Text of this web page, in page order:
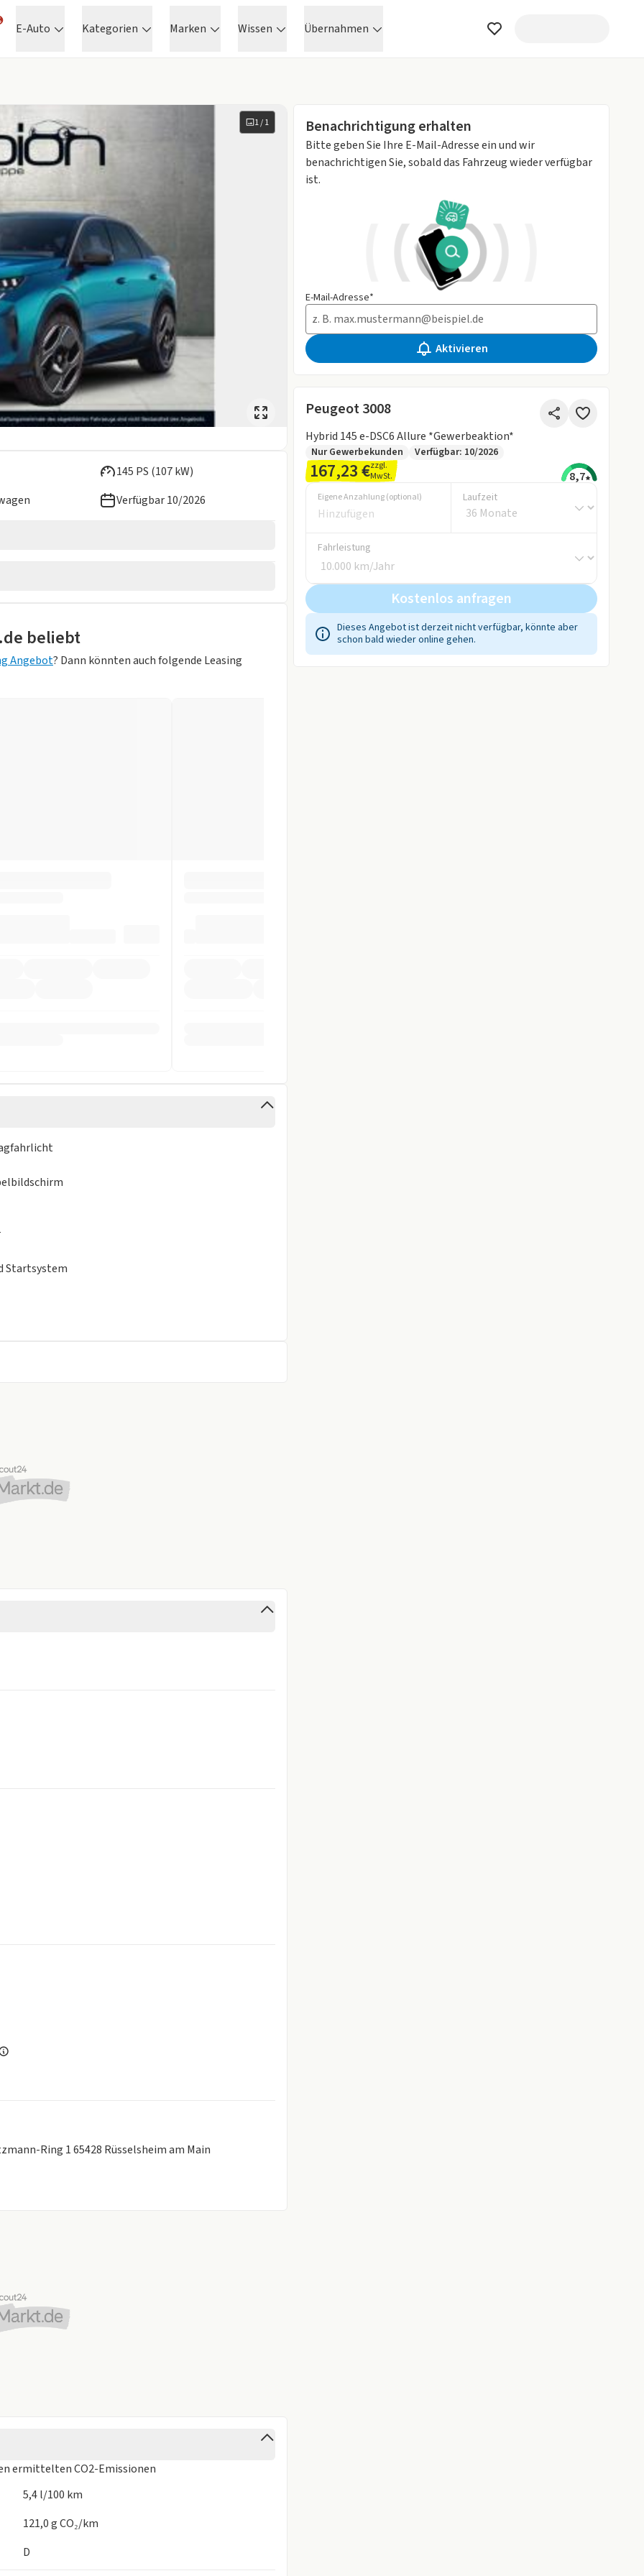
E-Auto Kategorien Marken Wissen Übernahmen
Benachrichtigung erhalten
Bitte geben Sie Ihre E-Mail-Adresse ein und wir
benachrichtigen Sie, sobald das Fahrzeug wieder verfügbar
ist.
E-Mail-Adresse*
Aktivieren
Peugeot 3008
Hybrid 145 e-DSC6 Allure *Gewerbeaktion*
Nur Gewerbekunden Verfügbar: 10/2026
167,23 €zzgl.
MwSt.
8,7
Eigene Anzahlung (optional) Laufzeit
Fahrleistung
Kostenlos anfragen
Dieses Angebot ist derzeit nicht verfügbar, könnte aber
schon bald wieder online gehen.
1/1
145 PS (107 kW)
Verfügbar 10/2026
beliebt
Angebot? Dann könnten auch folgende Leasing
Startsystem
Ring 1 65428 Rüsselsheim am Main
ermittelten CO2-Emissionen
5,4 l/100 km
121,0 g CO₂/km
D